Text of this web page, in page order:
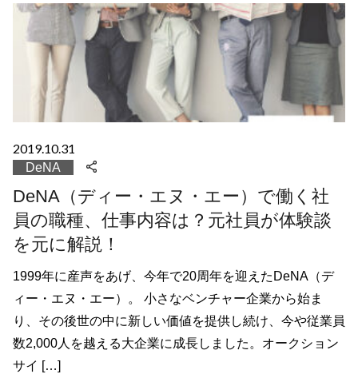
2019.10.31
DeNA
DeNA（ディー・エヌ・エー）で働く社
員の職種、仕事内容は？元社員が体験談
を元に解説！
1999年に産声をあげ、今年で20周年を迎えたDeNA（デ
ィー・エヌ・エー）。 小さなベンチャー企業から始ま
り、その後世の中に新しい価値を提供し続け、今や従業員
数2,000人を越える大企業に成長しました。オークション
サイ […]